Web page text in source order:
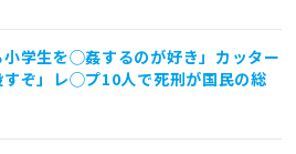
小学生を◯姦するのが好き」カッター
すぞ」レ◯プ10人で死刑が国民の総